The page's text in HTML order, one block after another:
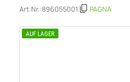
PAGNA
Art.Nr.:896055001
AUF LAGER